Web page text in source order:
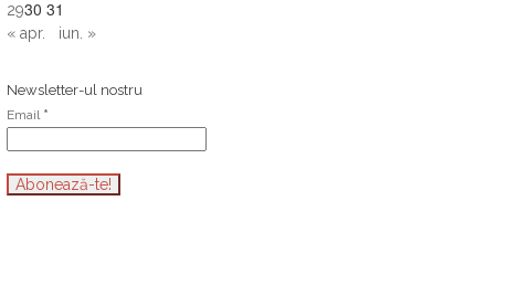
2930 31
« apr. iun. »
Newsletter-ul nostru
Email *